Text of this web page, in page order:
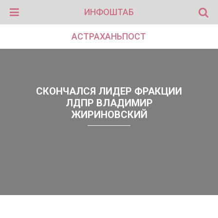
ИНФОШТАБ
АСТРАХАНЬПОСТ
СКОНЧАЛСЯ ЛИДЕР ФРАКЦИИ
ЛДПР ВЛАДИМИР
ЖИРИНОВСКИЙ